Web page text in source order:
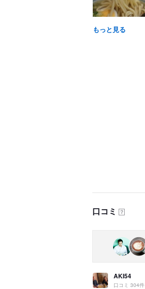
もっと見る
口コミ ？
AKI54
口コミ 304件